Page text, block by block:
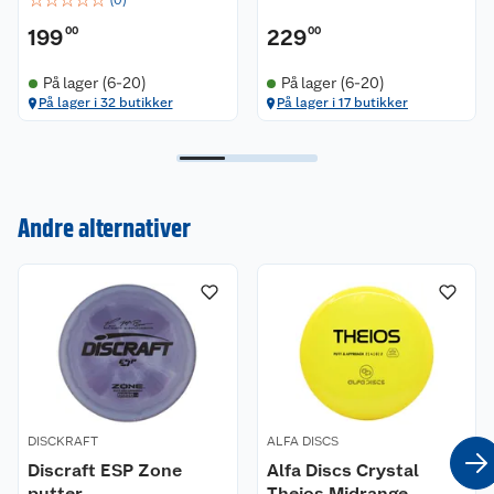
19900
På lager (6-20)
På lager i 32 butikker
22900
På lager (6-20)
På lager i 17 butikker
Andre alternativer
DISCKRAFT
Discraft ESP Zone
ALFA DISCS
Alfa Discs Crystal
Om oss
Våre butikker
Våre merkevarer
Coop kjeder
Kontakt oss
Angre- og returrett
Reklamasjon og garanti
Ofte stilte spørsmål
Betalingsalternativer